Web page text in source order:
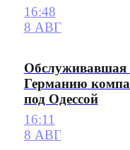
16:48
8 АВГ
Обслуживавшая
Германию
под Одессой
16:11
8 АВГ